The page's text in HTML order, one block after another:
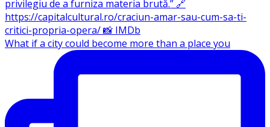
What if a city could become more than a place you